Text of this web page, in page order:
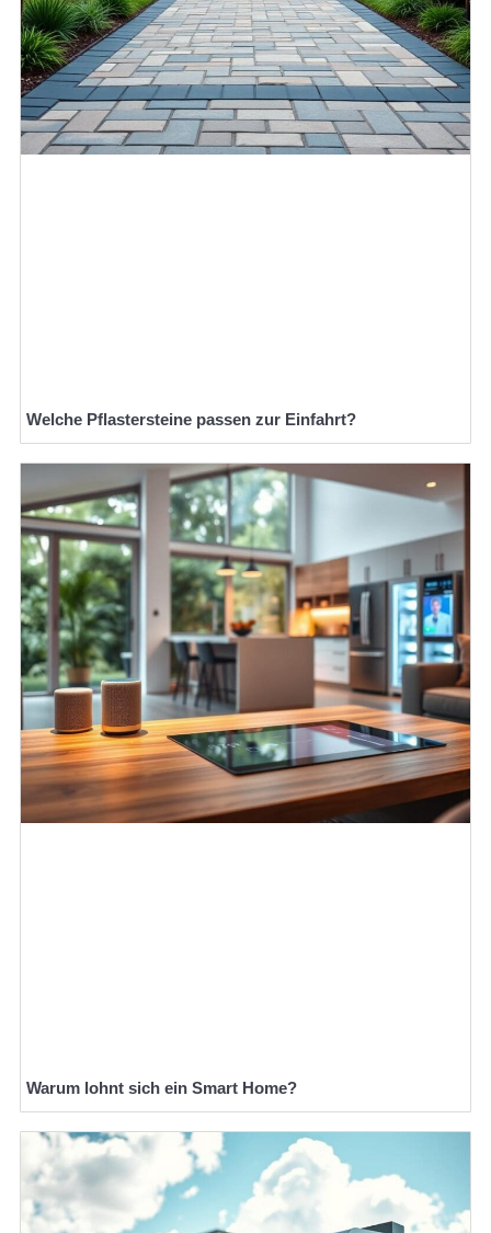
Welche Pflastersteine passen zur Einfahrt?
Warum lohnt sich ein Smart Home?